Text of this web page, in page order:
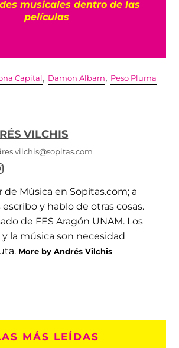
musicales dentro de las
películas
Capital, Damon Albarn, Peso Pluma
VILCHIS
de Música en Sopitas.com; a
escribo y hablo de otras cosas.
de FES Aragón UNAM. Los
la música son necesidad
More by Andrés Vilchis
MÁS LEÍDAS